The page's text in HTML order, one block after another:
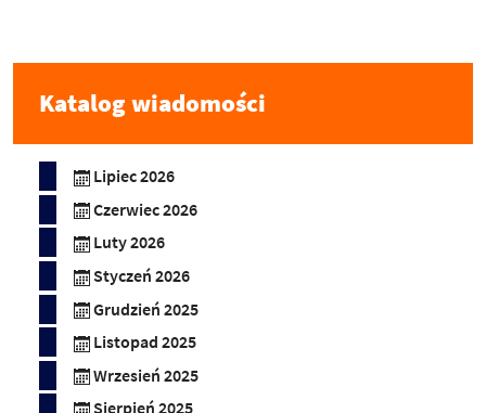
Katalog wiadomości
Lipiec 2026
Czerwiec 2026
Luty 2026
Styczeń 2026
Grudzień 2025
Listopad 2025
Wrzesień 2025
Sierpień 2025